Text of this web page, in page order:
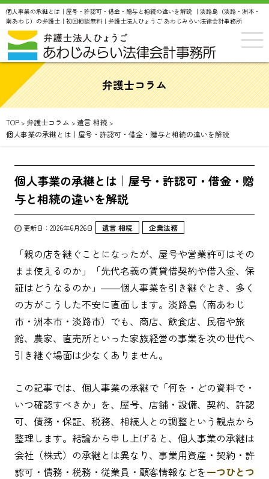
個人事業の承継とは｜屋号・許認可・借金・贈与と相続の違いを解説 ｜淡路島（淡路・洲本・
南あわじ）の弁護士｜初回相談無料｜弁護士法人ひょうご あわじみらい法律会計事務所
弁護士コラム
TOP > 弁護士コラム > 遺言 相続 >
個人事業の承継とは｜屋号・許認可・借金・贈与と相続の違いを解説
個人事業の承継とは｜屋号・許認可・借金・贈
与と相続の違いを解説
更新日：2026年6月26日 遺言 相続 企業法務
「親の店を継ぐことになったが、屋号や営業許可はその
まま使えるのか」「先代名義の賃貸借契約や借入金、保
証はどうなるのか」――個人事業を引き継ぐとき、多く
の方がこうした不安に直面します。淡路島（南あわじ
市・洲本市・淡路市）でも、商店、飲食店、民宿や旅
館、農家、直売所といった家族経営の事業を次の世代へ
引き継ぐ場面は少なくありません。
この記事では、個人事業の承継で「何を・どの資料で・
いつ確認すべきか」を、屋号、店舗・設備、契約、許認
可、債務・保証、税務、相続人との調整という観点から
整理します。結論から申し上げると、個人事業の承継は
会社（株式）の承継とは異なり、事業用資産・契約・許
認可・債務・税務・従業員・顧客情報などを一つひとつ